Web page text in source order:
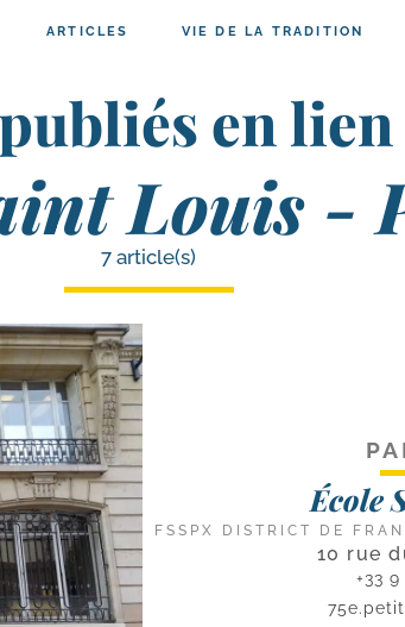
ARTICLES VIE DE LA TRADITION
en lien
Louis -
7 article(s)
École
FSSPX DISTRICT DE
10 rue
+33